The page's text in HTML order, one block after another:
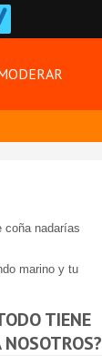
coña nadarías
marino y tu
TIENE